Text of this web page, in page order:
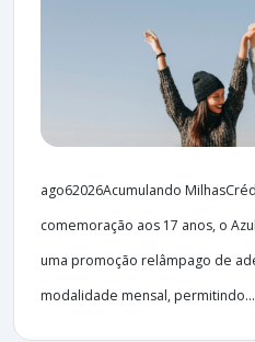
ago62026Acumulando
comemoração aos 17 anos, o
uma promoção relâmpago de
modalidade mensal, permitindo...